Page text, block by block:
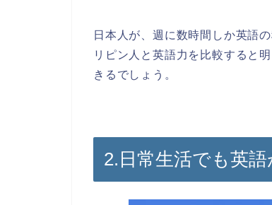
日本人が、週に数時間しか英語
リピン人と英語力を比較すると
きるでしょう。
2.日常生活でも英